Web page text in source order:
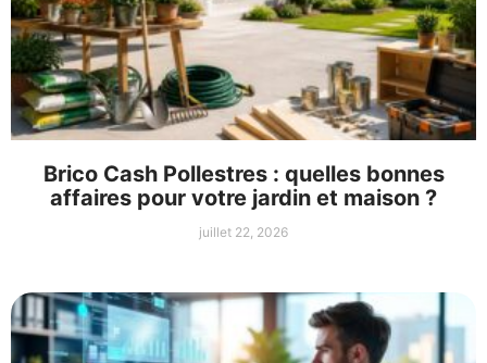
Brico Cash Pollestres : quelles bonnes
affaires pour votre jardin et maison ?
juillet 22, 2026